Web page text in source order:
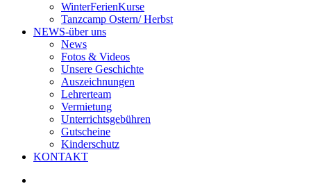
WinterFerienKurse
Tanzcamp Ostern/ Herbst
NEWS-über uns
News
Fotos & Videos
Unsere Geschichte
Auszeichnungen
Lehrerteam
Vermietung
Unterrichtsgebühren
Gutscheine
Kinderschutz
KONTAKT